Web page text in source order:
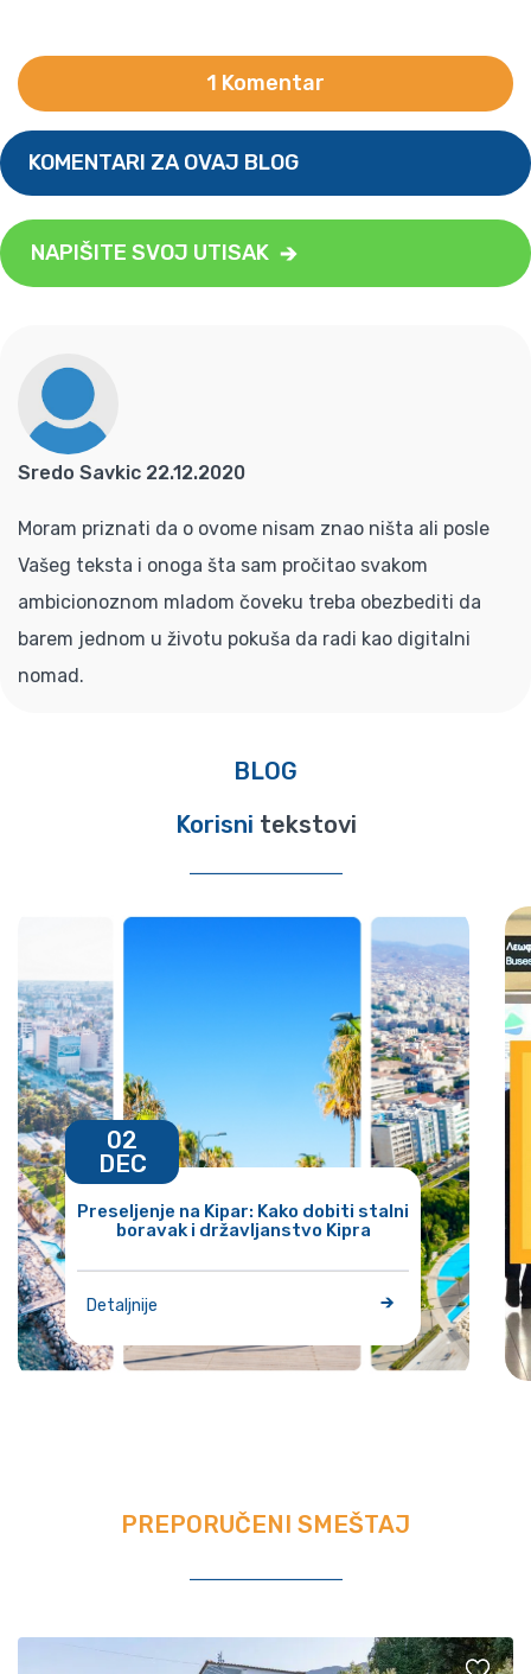
1 Komentar
KOMENTARI ZA OVAJ BLOG
NAPIŠITE SVOJ UTISAK
Sredo Savkic 22.12.2020
Moram priznati da o ovome nisam znao ništa ali posle
Vašeg teksta i onoga šta sam pročitao svakom
ambicionoznom mladom čoveku treba obezbediti da
barem jednom u životu pokuša da radi kao digitalni
nomad.
BLOG
Korisni tekstovi
Preseljenje na Kipar: Kako dobiti stalni
boravak i državljanstvo Kipra
Detaljnije
02
DEC
PREPORUČENI SMEŠTAJ